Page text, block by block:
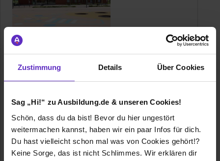
Zustimmung Details Über Cookies
Sag „Hi!“ zu Ausbildung.de & unseren Cookies!
Schön, dass du da bist! Bevor du hier ungestört
weitermachen kannst, haben wir ein paar Infos für dich.
Du hast vielleicht schon mal was von Cookies gehört!?
Keine Sorge, das ist nicht Schlimmes. Wir erklären dir
Gemeinde Biebergemünd
63599 Biebergemünd
06050/9717-77
E-Mail anzeigen
Gründungsjahr 1974
Mitarbeiter 90